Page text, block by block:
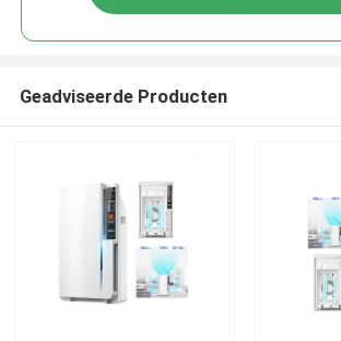
Geadviseerde Producten